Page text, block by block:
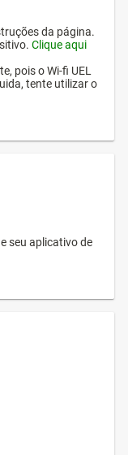
da página.
Clique aqui
pois o Wi-fi UEL
tente utilizar o
seu aplicativo de